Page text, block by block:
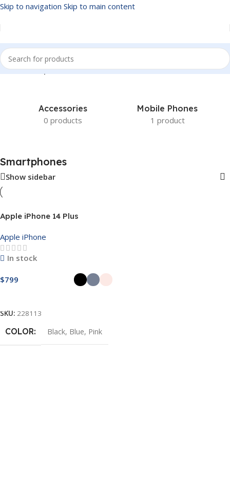
Skip to navigation Skip to main content
Inicio/Smartphones
Accessories
0 products
Mobile Phones
1 product
Smartphones
Show sidebar
Apple iPhone 14 Plus
Apple iPhone
In stock
$799
SKU: 228113
COLOR Black, Blue, Pink